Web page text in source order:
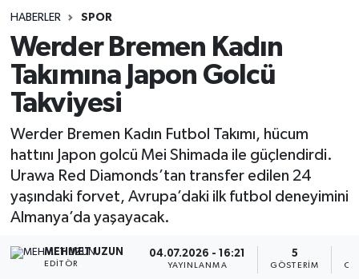
HABERLER SPOR
Werder Bremen Kadın
Takımına Japon Golcü
Takviyesi
Werder Bremen Kadın Futbol Takımı, hücum
hattını Japon golcü Mei Shimada ile güçlendirdi.
Urawa Red Diamonds’tan transfer edilen 24
yaşındaki forvet, Avrupa’daki ilk futbol deneyimini
Almanya’da yaşayacak.
MEHMET UZUN
EDITÖR
04.07.2026 - 16:21
YAYINLANMA
5
GÖSTERIM
Süper Lig Puan Durumu ve Fikstür
Tüm Manşetler
Son Dakika Haberleri
Haber Arşivi